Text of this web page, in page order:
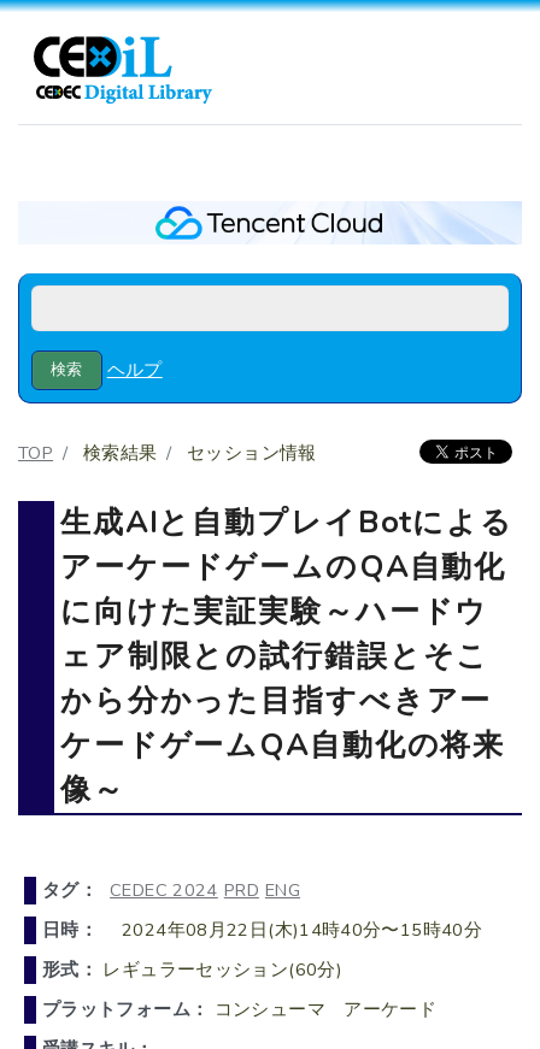
ヘルプ
TOP 検索結果 セッション情報
生成AIと自動プレイBotによる
アーケードゲームのQA自動化
に向けた実証実験～ハードウ
ェア制限との試行錯誤とそこ
から分かった目指すべきアー
ケードゲームQA自動化の将来
像～
タグ： CEDEC 2024 PRD ENG
日時：
2024年08月22日(木)14時40分〜15時40分
形式： レギュラーセッション(60分)
プラットフォーム：
コンシューマ アーケード